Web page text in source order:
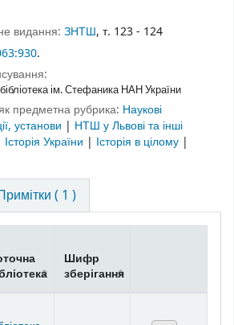
видання: ЗНТШ, т. 123 - 124
.
ім. Стефаника НАН України
предметна рубрика: Наукові
установи | НТШ у Львові та інші
Історія України | Історія в цілому |
( 1 )
Шифр
зберігання